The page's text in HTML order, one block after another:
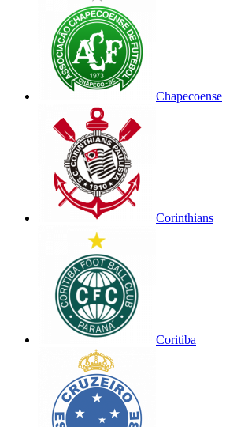
Chapecoense
Corinthians
Coritiba